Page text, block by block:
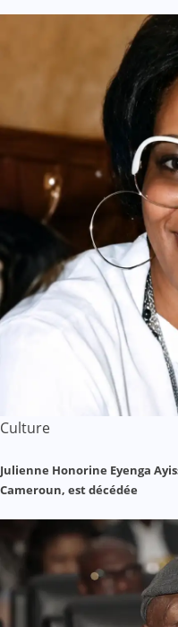
Culture
Julienne Honorine Eyenga
Cameroun, est décédée